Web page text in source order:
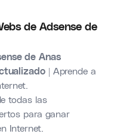
de Adsense de
de Anas
| Aprende a
todas las
para ganar
Internet.